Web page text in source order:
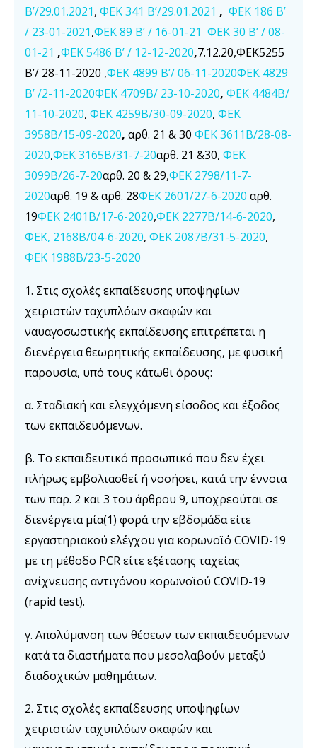
Β’/29.01.2021, ΦΕΚ 341 Β’/29.01.2021 , ΦΕΚ 186 Β’
/ 23-01-2021,ΦΕΚ 89 Β’ / 16-01-21 ΦΕΚ 30 Β’ / 08-
01-21 ,ΦΕΚ 5486 B’ / 12-12-2020,7.12.20,ΦΕΚ5255
Β’/ 28-11-2020 ,ΦΕΚ 4899 Β’/ 06-11-2020ΦΕΚ 4829
Β’ /2-11-2020ΦΕΚ 4709Β/ 23-10-2020, ΦΕΚ 4484Β/
11-10-2020, ΦΕΚ 4259Β/30-09-2020, ΦΕΚ
3958Β/15-09-2020, αρθ. 21 & 30 ΦΕΚ 3611Β/28-08-
2020,ΦΕΚ 3165Β/31-7-20αρθ. 21 &30, ΦΕΚ
3099Β/26-7-20αρθ. 20 & 29,ΦΕΚ 2798/11-7-
2020αρθ. 19 & αρθ. 28ΦΕΚ 2601/27-6-2020 αρθ.
19ΦΕΚ 2401Β/17-6-2020,ΦΕΚ 2277Β/14-6-2020,
ΦΕΚ, 2168Β/04-6-2020, ΦΕΚ 2087Β/31-5-2020,
ΦΕΚ 1988Β/23-5-2020
1. Στις σχολές εκπαίδευσης υποψηφίων
χειριστών ταχυπλόων σκαφών και
ναυαγοσωστικής εκπαίδευσης επιτρέπεται η
διενέργεια θεωρητικής εκπαίδευσης, με φυσική
παρουσία, υπό τους κάτωθι όρους:
α. Σταδιακή και ελεγχόμενη είσοδος και έξοδος
των εκπαιδευόμενων.
β. Το εκπαιδευτικό προσωπικό που δεν έχει
πλήρως εμβολιασθεί ή νοσήσει, κατά την έννοια
των παρ. 2 και 3 του άρθρου 9, υποχρεούται σε
διενέργεια μία(1) φορά την εβδομάδα είτε
εργαστηριακού ελέγχου για κορωνοϊό COVID-19
με τη μέθοδο PCR είτε εξέτασης ταχείας
ανίχνευσης αντιγόνου κορωνοϊού COVID-19
(rapid test).
γ. Απολύμανση των θέσεων των εκπαιδευόμενων
κατά τα διαστήματα που μεσολαβούν μεταξύ
διαδοχικών μαθημάτων.
2. Στις σχολές εκπαίδευσης υποψηφίων
χειριστών ταχυπλόων σκαφών και